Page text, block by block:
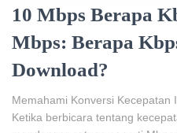
10 Mbps Berapa
Mbps: Berapa
Download?
Memahami Konversi Kecepatan
Ketika berbicara tentang